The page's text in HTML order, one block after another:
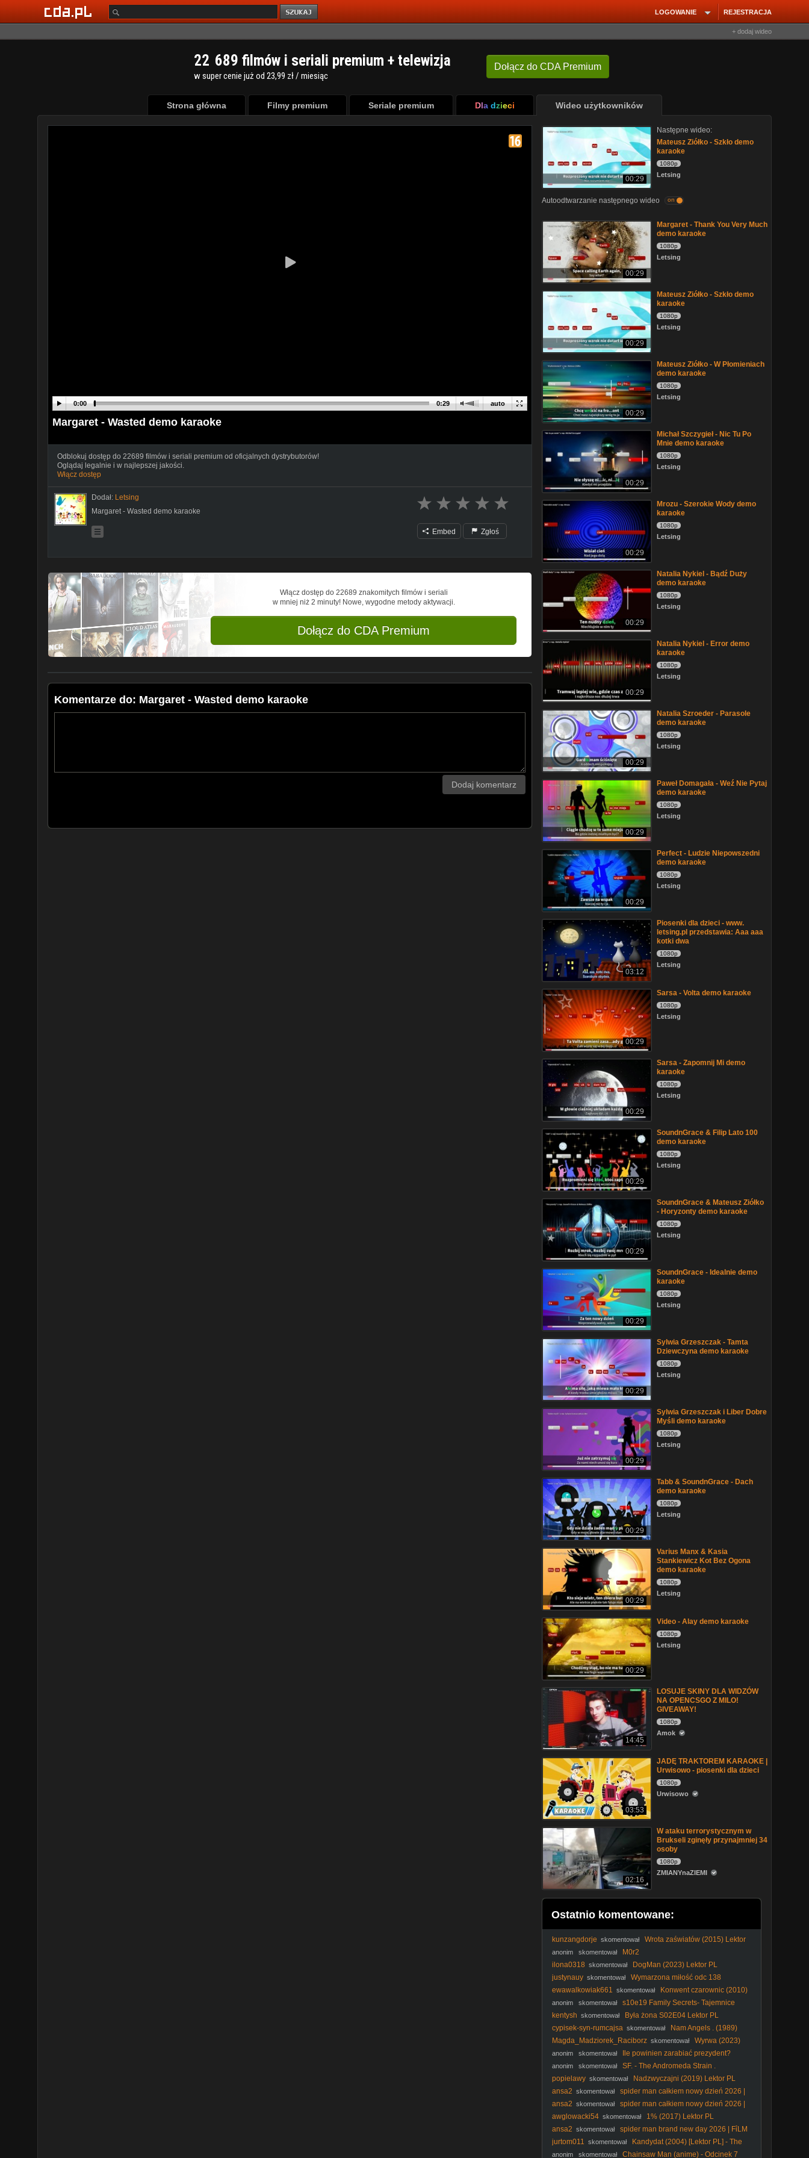
REJESTRACJA
LOGOWANIE
+ dodaj wideo
Dołącz do CDA Premium
22 689 filmów i seriali premium + telewizja
w super cenie już od 23,99 zł / miesiąc
Strona główna Filmy premium Seriale premium Dla dzieci Wideo użytkowników
auto
0:00 0:29
Margaret - Wasted demo karaoke
Odblokuj dostęp do 22689 filmów i seriali premium od oficjalnych dystrybutorów!
Oglądaj legalnie i w najlepszej jakości.
Włącz dostęp
Dodał: Letsing
Margaret - Wasted demo karaoke
Embed Zgłoś
Włącz dostęp do 22689 znakomitych filmów i seriali
w mniej niż 2 minuty! Nowe, wygodne metody aktywacji.
Dołącz do CDA Premium
Komentarze do: Margaret - Wasted demo karaoke
Dodaj komentarz
00:29
Następne wideo:
Mateusz Ziółko - Szkło demo
karaoke
1080p
Letsing
Autoodtwarzanie następnego wideo on
00:29
Margaret - Thank You Very Much
demo karaoke
1080p
Letsing
00:29
Mateusz Ziółko - Szkło demo
karaoke
1080p
Letsing
00:29
Mateusz Ziółko - W Płomieniach
demo karaoke
1080p
Letsing
00:29
Michał Szczygieł - Nic Tu Po
Mnie demo karaoke
1080p
Letsing
00:29
Mrozu - Szerokie Wody demo
karaoke
1080p
Letsing
00:29
Natalia Nykiel - Bądź Duży
demo karaoke
1080p
Letsing
00:29
Natalia Nykiel - Error demo
karaoke
1080p
Letsing
00:29
Natalia Szroeder - Parasole
demo karaoke
1080p
Letsing
00:29
Paweł Domagała - Weź Nie Pytaj
demo karaoke
1080p
Letsing
00:29
Perfect - Ludzie Niepowszedni
demo karaoke
1080p
Letsing
03:12
Piosenki dla dzieci - www.
letsing.pl przedstawia: Aaa aaa
kotki dwa
1080p
Letsing
00:29
Sarsa - Volta demo karaoke
1080p
Letsing
00:29
Sarsa - Zapomnij Mi demo
karaoke
1080p
Letsing
00:29
SoundnGrace & Filip Lato 100
demo karaoke
1080p
Letsing
00:29
SoundnGrace & Mateusz Ziółko
- Horyzonty demo karaoke
1080p
Letsing
00:29
SoundnGrace - Idealnie demo
karaoke
1080p
Letsing
00:29
Sylwia Grzeszczak - Tamta
Dziewczyna demo karaoke
1080p
Letsing
00:29
Sylwia Grzeszczak i Liber Dobre
Myśli demo karaoke
1080p
Letsing
00:29
Tabb & SoundnGrace - Dach
demo karaoke
1080p
Letsing
00:29
Varius Manx & Kasia
Stankiewicz Kot Bez Ogona
demo karaoke
1080p
Letsing
00:29
Video - Alay demo karaoke
1080p
Letsing
14:45
LOSUJE SKINY DLA WIDZÓW
NA OPENCSGO Z MILO!
GIVEAWAY!
1080p
Amok
03:53
JADĘ TRAKTOREM KARAOKE |
Urwisowo - piosenki dla dzieci
1080p
Urwisowo
02:16
W ataku terrorystycznym w
Brukseli zginęły przynajmniej 34
osoby
1080p
ZMIANYnaZIEMI
Ostatnio komentowane:
kunzangdorje skomentował
Wrota zaświatów (2015) Lektor
anonim skomentował
M0r2
ilona0318 skomentował
DogMan (2023) Lektor PL
justynauy skomentował
Wymarzona miłość odc 138
ewawalkowiak661 skomentował
Konwent czarownic (2010)
Lektor PL
anonim skomentował
s10e19 Family Secrets- Tajemnice
rodzinne
kentysh skomentował
Była żona S02E04 Lektor PL
cypisek-syn-rumcajsa skomentował
Nam Angels . (1989)
Magda_Madziorek_Raciborz skomentował
Wyrwa (2023)
Cały film PL
anonim skomentował
Ile powinien zarabiać prezydent?
#shorts
anonim skomentował
SF. - The Andromeda Strain .
Tajemnica. Andromedy. (1971) lektor
popielawy skomentował
Nadzwyczajni (2019) Lektor PL
ansa2 skomentował
spider man całkiem nowy dzień 2026 |
FỉLM W OPỉSỉE
ansa2 skomentował
spider man całkiem nowy dzień 2026 |
FỉLM W OPỉSỉE
awglowacki54 skomentował
1% (2017) Lektor PL
ansa2 skomentował
spider man brand new day 2026 | FỉLM
W OPỉSỉE
jurtom011 skomentował
Kandydat (2004) [Lektor PL] - The
Manchurian Candidate
anonim skomentował Chainsaw Man (anime) - Odcinek 7